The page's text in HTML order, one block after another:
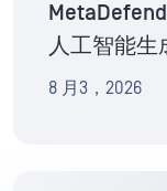
人工智能生
8 月3，2026